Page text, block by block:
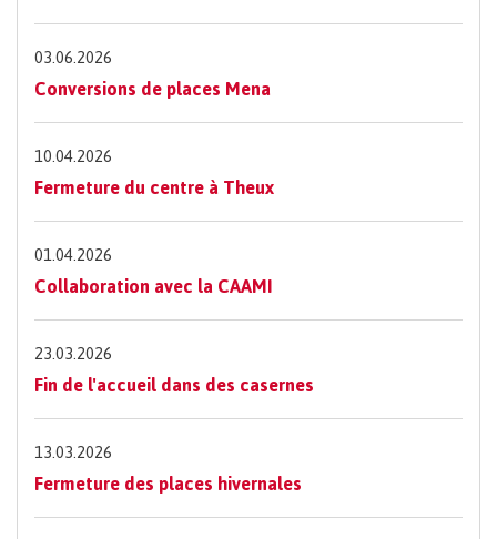
03.06.2026
Conversions de places Mena
10.04.2026
Fermeture du centre à Theux
01.04.2026
Collaboration avec la CAAMI
23.03.2026
Fin de l'accueil dans des casernes
13.03.2026
Fermeture des places hivernales